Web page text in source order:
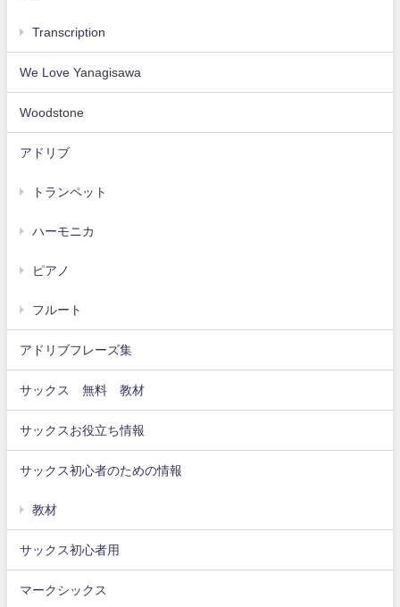
Transcription
We Love Yanagisawa
Woodstone
アドリブ
トランペット
ハーモニカ
ピアノ
フルート
アドリブフレーズ集
サックス 無料 教材
サックスお役立ち情報
サックス初心者のための情報
教材
サックス初心者用
マークシックス